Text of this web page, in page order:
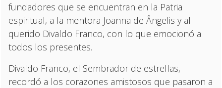
fundadores que se encuentran en la Patria
espiritual, a la mentora Joanna de Ângelis y al
querido Divaldo Franco, con lo que emocionó a
todos los presentes.
Divaldo Franco, el Sembrador de estrellas,
recordó a los corazones amistosos que pasaron a